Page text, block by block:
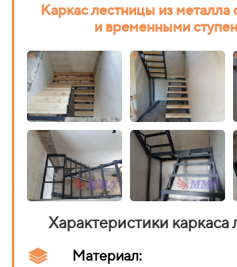
Каркас лестницы из металла
и временными
Характеристики каркаса
Материал: